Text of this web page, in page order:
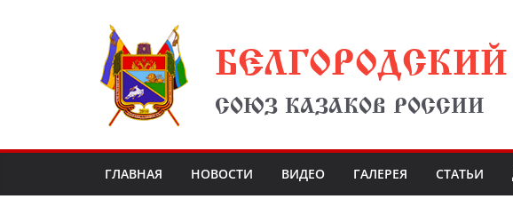
СОЮЗ КАЗАКОВ РОССИИ
ГЛАВНАЯ НОВОСТИ ВИДЕО ГАЛЕРЕЯ СТАТЬИ